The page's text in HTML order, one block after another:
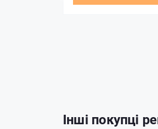
Інші покупці